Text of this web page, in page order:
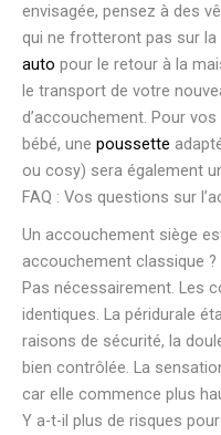
envisagée, pensez à des
qui ne frotteront pas sur la
auto pour le retour à la
le transport de votre
d’accouchement. Pour
bébé, une poussette
ou cosy) sera également
FAQ : Vos questions sur
Un accouchement siège
accouchement classique ?
Pas nécessairement. Les
identiques. La péridurale
raisons de sécurité, la
bien contrôlée. La
car elle commence plus
Y a-t-il plus de risques